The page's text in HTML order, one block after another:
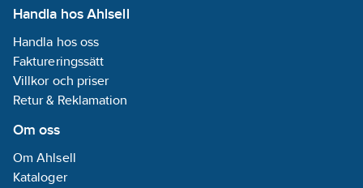
Handla hos Ahlsell
Handla hos oss
Faktureringssätt
Villkor och priser
Retur & Reklamation
Om oss
Om Ahlsell
Kataloger